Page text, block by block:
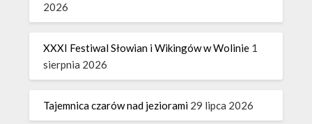
2026
XXXI Festiwal Słowian i Wikingów w Wolinie 1
sierpnia 2026
Tajemnica czarów nad jeziorami 29 lipca 2026